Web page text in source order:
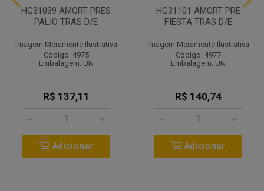
HG31039 AMORT PRES
PALIO TRAS D/E
Imagem Meramente Ilustrativa
Código: 4975
Embalagem: UN
R$ 137,11
Adicionar
HG31101 AMORT PRE
FIESTA TRAS D/E
Imagem Meramente Ilustrativa
Código: 4977
Embalagem: UN
R$ 140,74
Adicionar